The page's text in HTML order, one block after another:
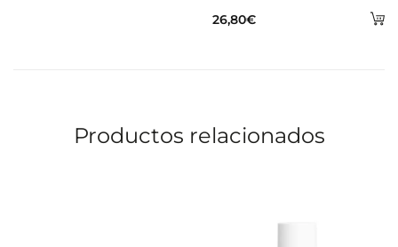
26,80€
Productos relacionados